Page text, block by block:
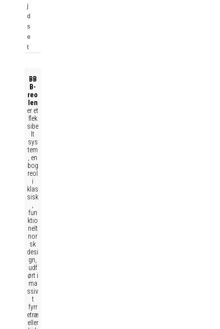
j
d
s
e
t
BB
B-
reo
len
er et
flek
sibe
lt
sys
tem
, en
bog
reol
i
klas
sisk
,
fun
ktio
nelt
nor
sk
desi
gn,
udf
ørt i
ma
ssiv
t
fyrr
etræ
eller